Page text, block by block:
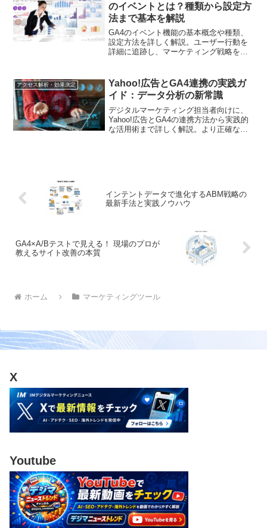
のイベントとは？種類から設定方
法まで基本を解説
GA4のイベント機能の基本概念や種類、
設定方法を詳しく解説。ユーザー行動を
詳細に追跡し、マーケティング戦略を強
アクセス解析・効果測定
Yahoo!広告とGA4連携の実践ガ
イド：データ分析の新常識
デジタルマーケティング担当者向けに、
Yahoo!広告とGA4の連携方法から実践的
な活用術まで詳しく解説。より正確な広
インテントデータで進化するABM戦略の
最新手法と実践ノウハウ
GA4×A/Bテストで見える！ 現場のプロが
教えるサイト改善の本質
ホーム マーケティングツール
X
Youtube